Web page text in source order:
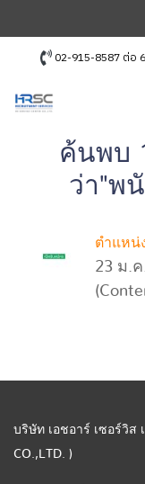
02-915-8587 ต่อ
ค้นพบ
ว่า"พ
ตำแหน่
23 ม.ค
บริษัท เอชอาร์ เซอร์วิส
CO.,LTD. )